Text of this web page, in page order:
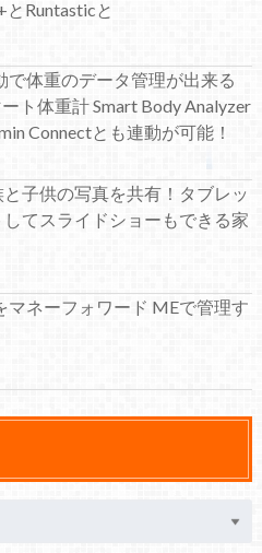
Runtasticと
体重のデータ管理が出来る
ト体重計 Smart Body Analyzer
Connectとも連動が可能！
子供の写真を共有！タブレッ
してスライドショーもできる家
マネーフォワード MEで管理す